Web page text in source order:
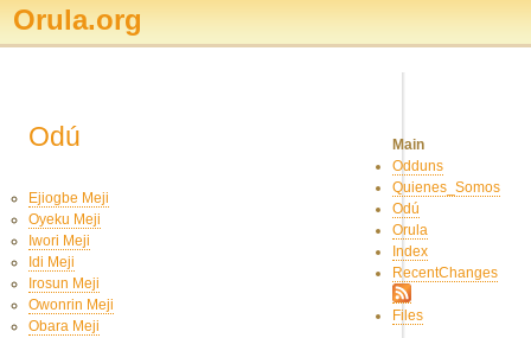
Orula.org
Odú
Ejiogbe Meji
Oyeku Meji
Iwori Meji
Idi Meji
Irosun Meji
Owonrin Meji
Obara Meji
Main
Odduns
Quienes_Somos
Odú
Orula
Index
RecentChanges
Files